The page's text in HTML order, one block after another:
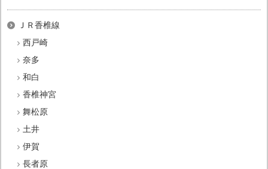
ＪＲ香椎線
西戸崎
奈多
和白
香椎神宮
舞松原
土井
伊賀
長者原